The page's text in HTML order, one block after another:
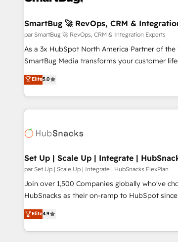
SmartBug 🚀 RevOps, CRM &
par SmartBug 🚀 RevOps, CRM & Integration Experts
As a 3x HubSpot North America Partner of the
SmartBug Media transforms your customer
revenue engine. Our unified ecosystem
divisions Globalia (AI & Software) and Point
(Paid Media), making this the official home for
brands. 🔄 Implementation & Integration - Seamless
technical development team. - 19 HubSpot-certified trainers
funnel marketing and high-performance
Point Success Media. - Expert deployment of Breeze AI and
custom agents to automate growth. 🏆 Elite Excellence - 8
platform accreditations and deep HIPAA-
resilient growth.
Elite5.0
Set Up | Scale Up | Integrate |
par Set Up | Scale Up | Integrate | HubSnacks FlexPlan
Join over 1,500 Companies globally who've
HubSnacks as their on-ramp to HubSpot since 2014
pay-as-you-go plans that accelerate value... 1️⃣ Set Up |
Onboarding New or Check-fixing existing
2️⃣ Scale Up | 100% HubSpot Task Execution...
Elite4.9